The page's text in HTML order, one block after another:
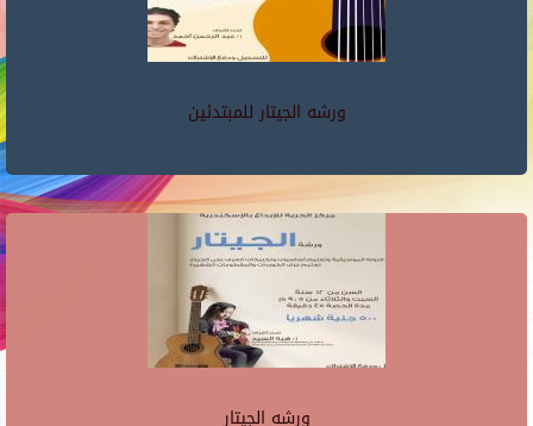
ورشه الجيتار للمبتدئين
ورشه الجيتار